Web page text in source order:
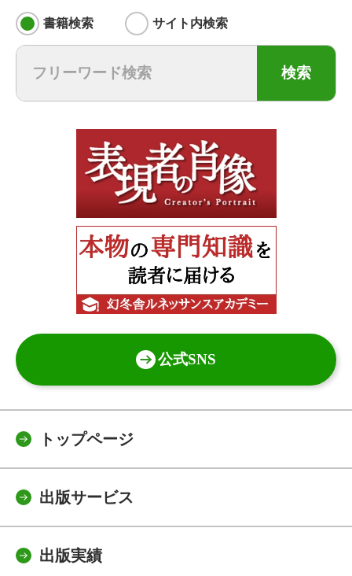
書籍検索 サイト内検索
検索
公式SNS
トップページ
出版サービス
出版実績